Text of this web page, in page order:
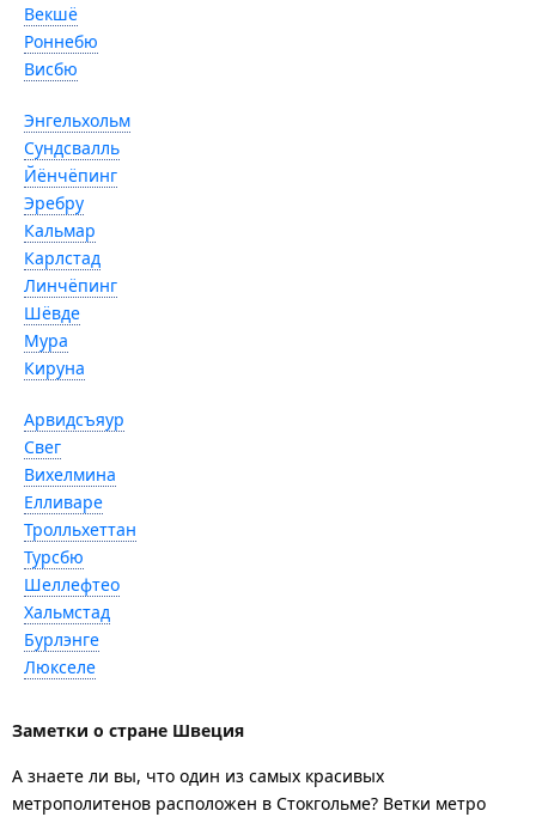
Векшё
Роннебю
Висбю
Энгельхольм
Сундсвалль
Йёнчёпинг
Эребру
Кальмар
Карлстад
Линчёпинг
Шёвде
Мура
Кируна
Арвидсъяур
Свег
Вихелмина
Елливаре
Тролльхеттан
Турсбю
Шеллефтео
Хальмстад
Бурлэнге
Люкселе
Заметки о стране Швеция
А знаете ли вы, что один из самых красивых
метрополитенов расположен в Стокгольме? Ветки метро